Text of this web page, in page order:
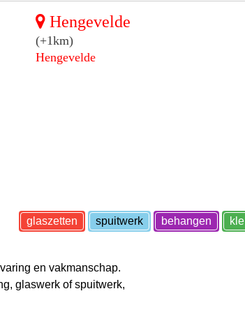
Hengevelde
(+1km)
Hengevelde
glaszetten spuitwerk behangen
en vakmanschap.
glaswerk of spuitwerk,